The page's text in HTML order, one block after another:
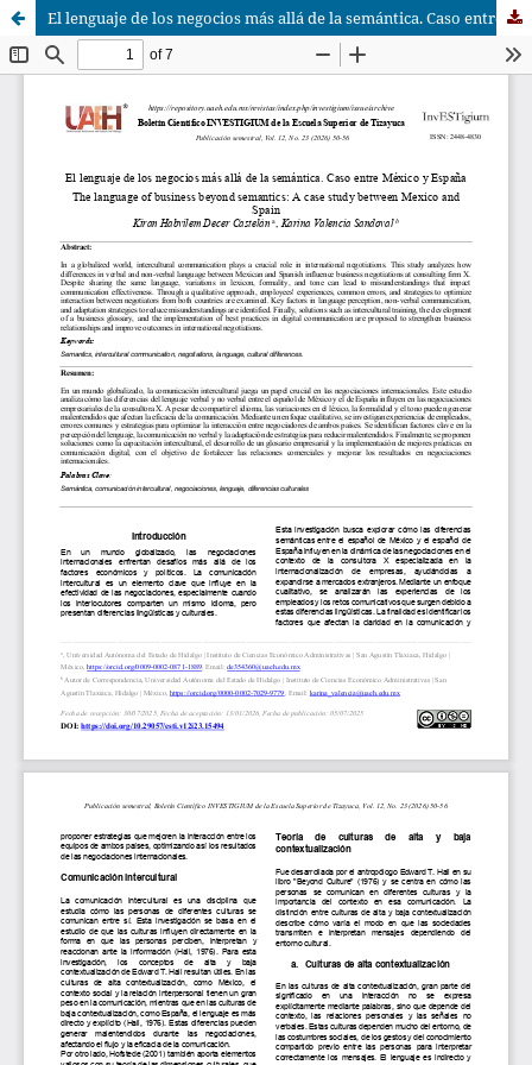
El lenguaje de los negocios más allá de la semántica. Caso entre México y España